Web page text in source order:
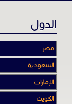
عن موقع
أدواتنا